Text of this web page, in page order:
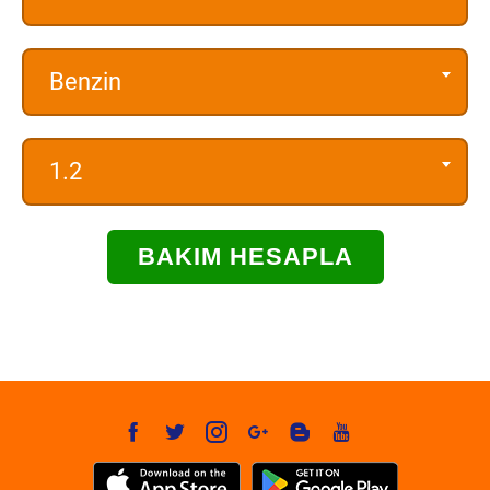
Benzin
1.2
BAKIM HESAPLA